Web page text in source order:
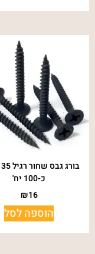
כ-100 יח'
₪16
הוספה לסל